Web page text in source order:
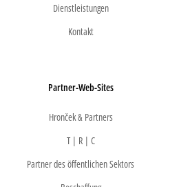
Dienstleistungen
Kontakt
Partner-Web-Sites
Hronček & Partners
T | R | C
Partner des öffentlichen Sektors